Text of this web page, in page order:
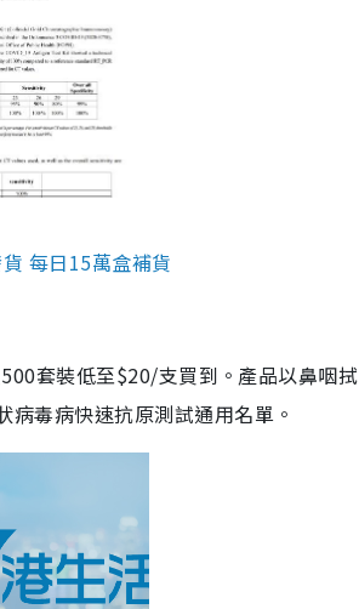
每日15萬盒補貨
套裝低至$20/支買到。產品以鼻咽
毒病快速抗原測試通用名單。